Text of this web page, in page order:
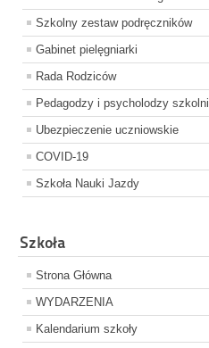
Szkolny zestaw podręczników
Gabinet pielęgniarki
Rada Rodziców
Pedagodzy i psycholodzy szkolni
Ubezpieczenie uczniowskie
COVID-19
Szkoła Nauki Jazdy
Szkoła
Strona Główna
WYDARZENIA
Kalendarium szkoły